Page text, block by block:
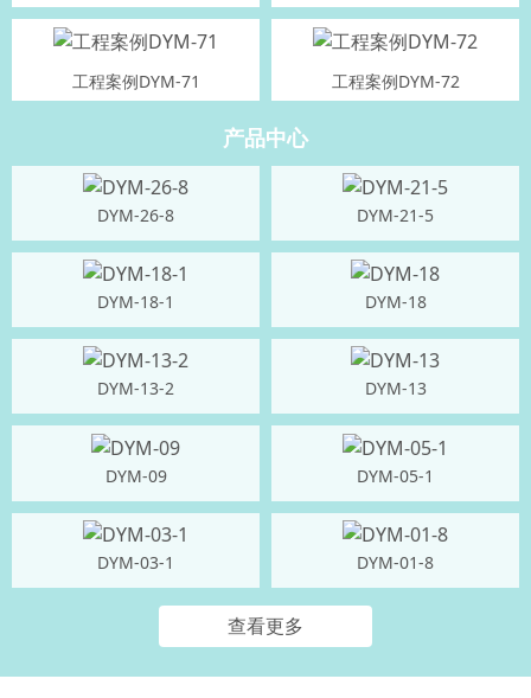
工程案例DYM-71 工程案例DYM-72
产品中心
DYM-26-8 DYM-21-5
DYM-18-1 DYM-18
DYM-13-2 DYM-13
DYM-09 DYM-05-1
DYM-03-1 DYM-01-8
查看更多